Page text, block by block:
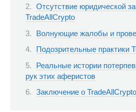
Отсутствие юридической
TradeAllCrypto
Волнующие жалобы и
Подозрительные практики
Реальные истории
рук этих аферистов
Заключение о TradeAllCrypto